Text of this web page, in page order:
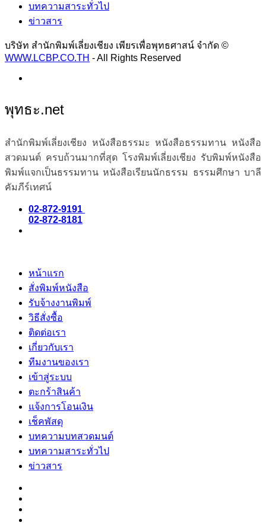
บทความสาระทั่วไป
ข่าวสาร
บริษัท สำนักพิมพ์เลี่ยงเชียง เพียรเพื่อพุทธศาสน์ จำกัด ©
WWW.LCBP.CO.TH - All Rights Reserved
พุทธะ.net
สำนักพิมพ์เลี่ยงเชียง หนังสือธรรมะ หนังสือธรรมทาน หนังสือ
สวดมนต์ ครบถ้วนมากที่สุด โรงพิมพ์เลี่ยงเชียง รับพิมพ์หนังสือ
พิมพ์แจกเป็นธรรมทาน หนังสือเรียนนักธรรม ธรรมศึกษา บาลี
คัมภีร์เทศน์
02-872-9191
02-872-8181
หน้าแรก
สั่งพิมพ์หนังสือ
รับจ้างงานพิมพ์
วิธีสั่งซื้อ
ติดต่อเรา
เกี่ยวกับเรา
ทีมงานของเรา
เข้าสู่ระบบ
ตะกร้าสินค้า
แจ้งการโอนเงิน
เช็คพัสดุ
บทความบทสวดมนต์
บทความสาระทั่วไป
ข่าวสาร